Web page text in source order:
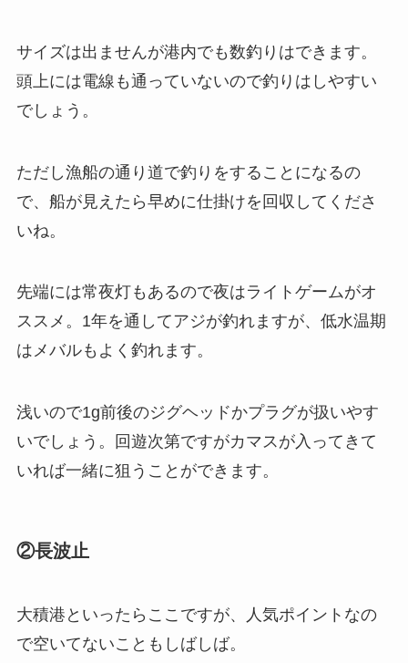
サイズは出ませんが港内でも数釣りはできます。
頭上には電線も通っていないので釣りはしやすい
でしょう。
ただし漁船の通り道で釣りをすることになるの
で、船が見えたら早めに仕掛けを回収してくださ
いね。
先端には常夜灯もあるので夜はライトゲームがオ
ススメ。1年を通してアジが釣れますが、低水温期
はメバルもよく釣れます。
浅いので1g前後のジグヘッドかプラグが扱いやす
いでしょう。回遊次第ですがカマスが入ってきて
いれば一緒に狙うことができます。
②長波止
大積港といったらここですが、人気ポイントなの
で空いてないこともしばしば。